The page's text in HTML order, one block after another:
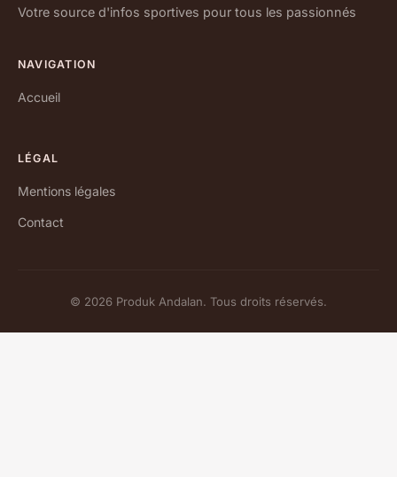
Votre source d'infos sportives pour tous les passionnés
NAVIGATION
Accueil
LÉGAL
Mentions légales
Contact
© 2026 Produk Andalan. Tous droits réservés.